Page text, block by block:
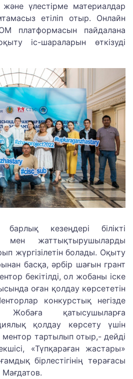
және үлестірме материалдар
етіліп отыр. Онлайн
платформасын пайдалана
іс-шараларын өткізуді
кезеңдері білікті
мен жаттықтырушыларды
жүргізілетін болады. Оқыту
басқа, әрбір шағын грант
бекітілді, ол жобаны іске
оған қолдау көрсететін
конкурстық негізде
Жобаға қатысушыларға
қолдау көрсету үшін
ментор тартылып отыр,- дейді
«Түпқараған жастары»
бірлестігінің төрағасы